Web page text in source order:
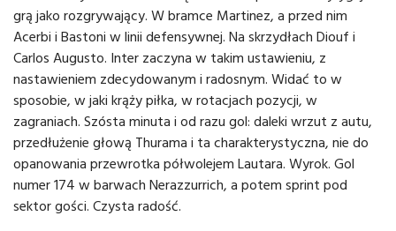
grą jako rozgrywający. W bramce Martinez, a przed nim
Acerbi i Bastoni w linii defensywnej. Na skrzydłach Diouf i
Carlos Augusto. Inter zaczyna w takim ustawieniu, z
nastawieniem zdecydowanym i radosnym. Widać to w
sposobie, w jaki krąży piłka, w rotacjach pozycji, w
zagraniach. Szósta minuta i od razu gol: daleki wrzut z autu,
przedłużenie głową Thurama i ta charakterystyczna, nie do
opanowania przewrotka półwolejem Lautara. Wyrok. Gol
numer 174 w barwach Nerazzurrich, a potem sprint pod
sektor gości. Czysta radość.